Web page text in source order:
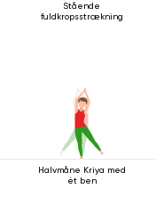
Stående
fuldkropsstrækning
Halvmåne Kriya med
ét ben